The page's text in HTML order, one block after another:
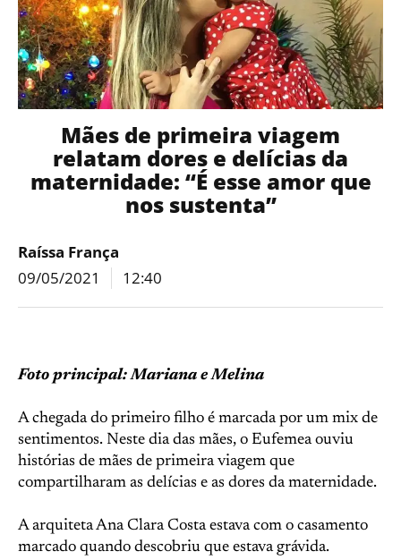
Mães de primeira viagem
relatam dores e delícias da
maternidade: “É esse amor que
nos sustenta”
Raíssa França
09/05/2021
12:40
Foto principal: Mariana e Melina
A chegada do primeiro filho é marcada por um mix de
sentimentos. Neste dia das mães, o Eufemea ouviu
histórias de mães de primeira viagem que
compartilharam as delícias e as dores da maternidade.
A arquiteta Ana Clara Costa estava com o casamento
marcado quando descobriu que estava grávida.